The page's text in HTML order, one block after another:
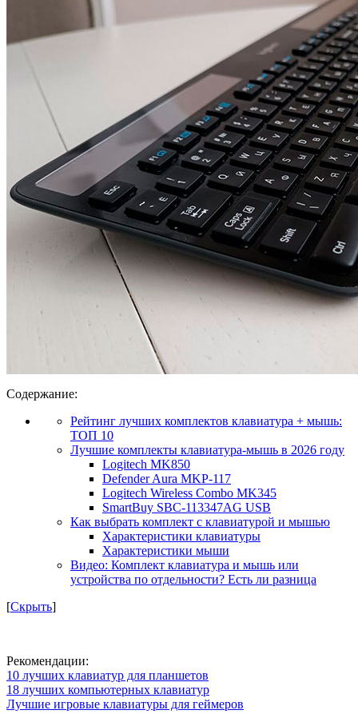
Содержание:
Рейтинг лучших комплектов клавиатура + мышь:
ТОП 10
Лучшие комплекты клавиатура-мышь в 2026 году
Logitech MK850
Defender Aura MKP-117
Logitech Wireless Combo MK345
SmartBuy SBC-113347AG USB
Как выбрать комплект с клавиатурой и мышью
Характеристики клавиатуры
Характеристики мыши
Видео: Комплект клавиатура и мышь или
устройства по отдельности? Есть ли разница
[Скрыть]
Рекомендации:
10 лучших клавиатур для планшетов
18 лучших компьютерных клавиатур
Лучшие игровые клавиатуры для геймеров